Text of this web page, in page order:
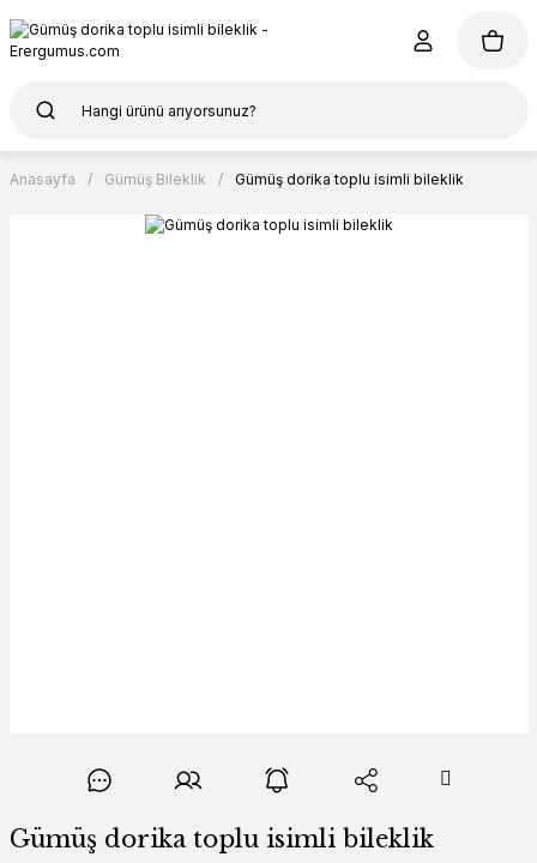
Anasayfa Gümüş Bileklik Gümüş dorika toplu isimli bileklik
Gümüş dorika toplu isimli bileklik